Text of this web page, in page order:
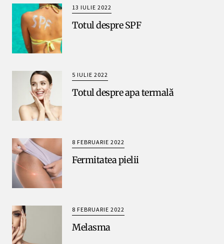
13 IULIE 2022
Totul despre SPF
5 IULIE 2022
Totul despre apa termală
8 FEBRUARIE 2022
Fermitatea pielii
8 FEBRUARIE 2022
Melasma